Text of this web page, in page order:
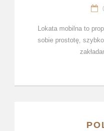
Lokata mobilna to
sobie prostotę,